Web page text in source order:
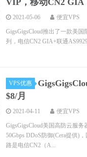
VIP，移动CN2 GIA
2021-05-06 便宜VPS
GigsGigsCloud推出了一款美
列，电信CN2 GIA+联通
VPS优惠
$8/月
2021-04-11 便宜VPS
GigsGigsCloud美国高防云服
50Gbps DDoS防御(Cera提供)
路是电信CN2（A...